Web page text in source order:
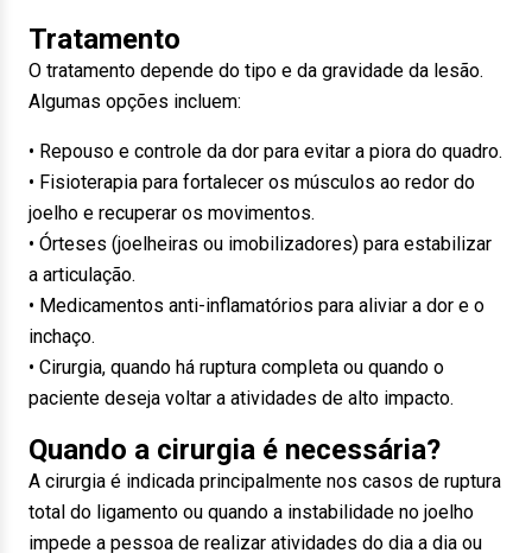
Tratamento
O tratamento depende do tipo e da gravidade da lesão.
Algumas opções incluem:
• Repouso e controle da dor para evitar a piora do quadro.
• Fisioterapia para fortalecer os músculos ao redor do
joelho e recuperar os movimentos.
• Órteses (joelheiras ou imobilizadores) para estabilizar
a articulação.
• Medicamentos anti-inflamatórios para aliviar a dor e o
inchaço.
• Cirurgia, quando há ruptura completa ou quando o
paciente deseja voltar a atividades de alto impacto.
Quando a cirurgia é necessária?
A cirurgia é indicada principalmente nos casos de ruptura
total do ligamento ou quando a instabilidade no joelho
impede a pessoa de realizar atividades do dia a dia ou